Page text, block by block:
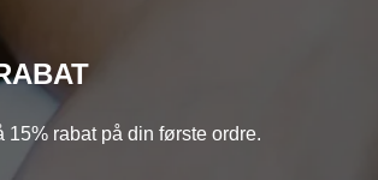
rabat på din første ordre.